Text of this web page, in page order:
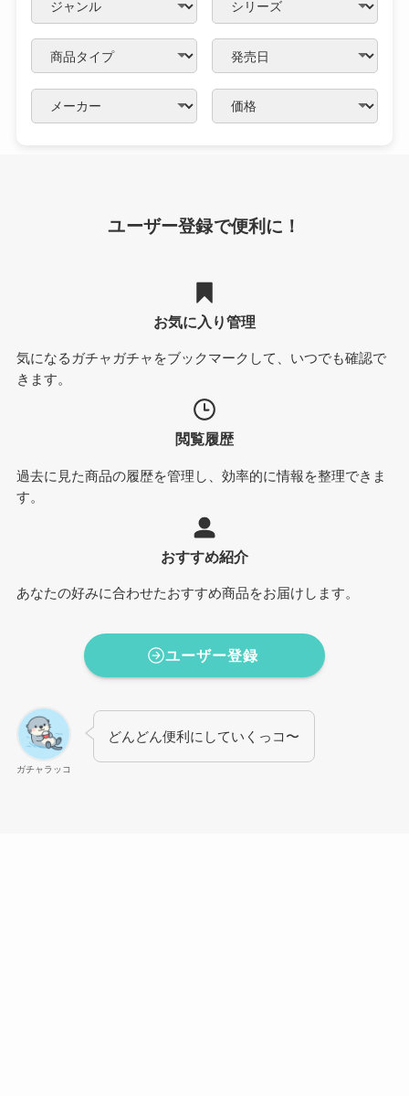
ユーザー登録で便利に！
お気に入り管理
気になるガチャガチャをブックマークして、いつでも確認で
きます。
閲覧履歴
過去に見た商品の履歴を管理し、効率的に情報を整理できま
す。
おすすめ紹介
あなたの好みに合わせたおすすめ商品をお届けします。
ユーザー登録
ガチャラッコ
どんどん便利にしていくっコ〜